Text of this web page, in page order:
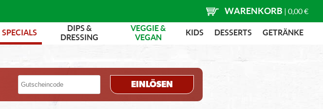
WARENKORB | 0,00 €
SPECIALS
DIPS &
DRESSING
VEGGIE &
VEGAN
KIDS DESSERTS GETRÄNKE
EINLÖSEN